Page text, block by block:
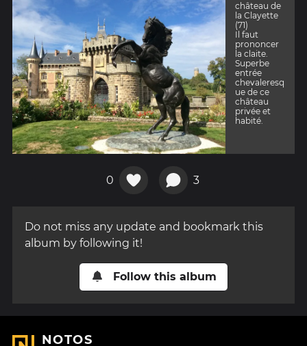
château de
la Clayette
(71)
Il faut
prononcer
la claite.
Superbe
entrée
chevaleresq
ue de ce
château
privée et
habité.
0 3
Do not miss any update and bookmark this
album by following it!
Follow this album
NOTOS